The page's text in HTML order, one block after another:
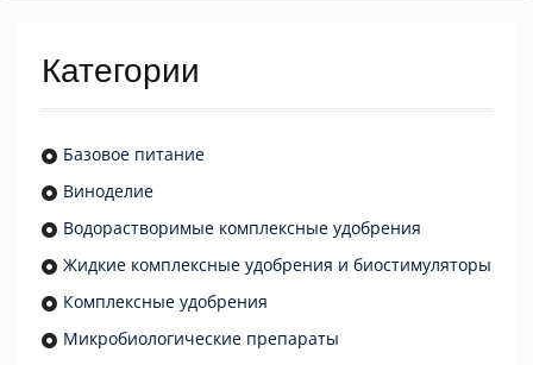
Категории
Базовое питание
Виноделие
Водорастворимые комплексные удобрения
Жидкие комплексные удобрения и биостимуляторы
Комплексные удобрения
Микробиологические препараты